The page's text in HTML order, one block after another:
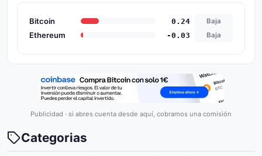
Bitcoin 0.24 Baja
Ethereum -0.03 Baja
Publicidad · si abres cuenta desde aquí, cobramos una comisión
Categorias